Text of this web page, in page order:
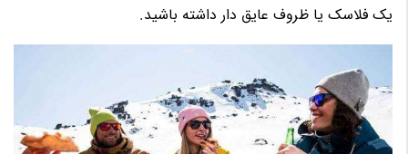
یک فلاسک یا ظروف عایق دار داشته باشید.